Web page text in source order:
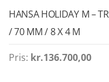
HANSA HOLIDAY M –
/ 70 MM / 8 X 4 M
Pris: kr.136.700,00